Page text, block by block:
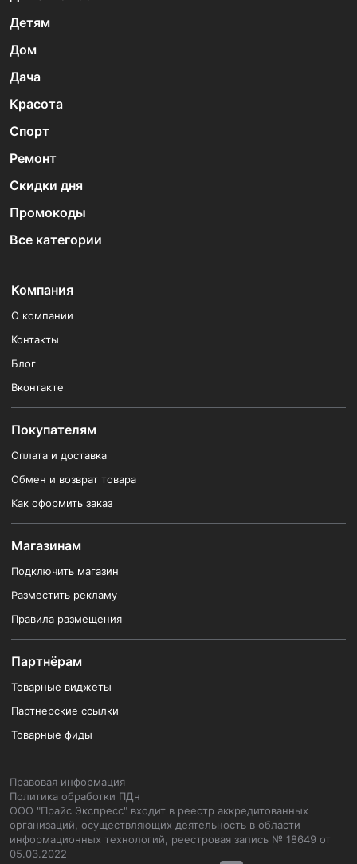
Детям
Дом
Дача
Красота
Спорт
Ремонт
Скидки дня
Промокоды
Все категории
Компания
О компании
Контакты
Блог
Вконтакте
Покупателям
Оплата и доставка
Обмен и возврат товара
Как оформить заказ
Магазинам
Подключить магазин
Разместить рекламу
Правила размещения
Партнёрам
Товарные виджеты
Партнерские ссылки
Товарные фиды
Правовая информация
Политика обработки ПДн
ООО "Прайс Экспресс" входит в реестр аккредитованных
организаций, осуществляющих деятельность в области
информационных технологий, реестровая запись № 18649 от
05.03.2022